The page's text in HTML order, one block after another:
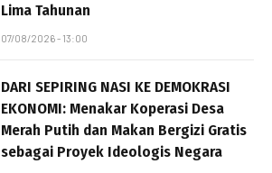
Lima Tahunan
07/08/2026 - 13:00
DARI SEPIRING NASI KE DEMOKRASI
EKONOMI: Menakar Koperasi Desa
Merah Putih dan Makan Bergizi Gratis
sebagai Proyek Ideologis Negara